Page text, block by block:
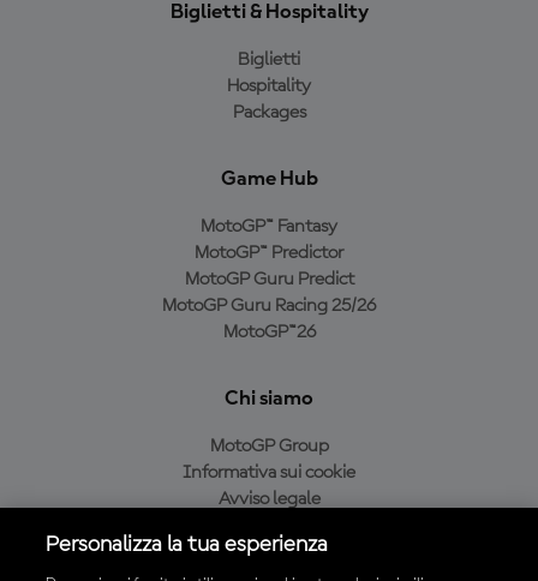
Biglietti & Hospitality
Biglietti
Hospitality
Packages
Game Hub
MotoGP™ Fantasy
MotoGP™ Predictor
MotoGP Guru Predict
MotoGP Guru Racing 25/26
MotoGP™26
Chi siamo
MotoGP Group
Informativa sui cookie
Avviso legale
Condizioni di acquisto
Personalizza la tua esperienza